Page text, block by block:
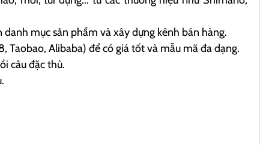
mục sản phẩm và xây dựng kênh bán hàng.
Taobao, Alibaba) để có giá tốt và mẫu mã đa dạng.
câu đặc thù.